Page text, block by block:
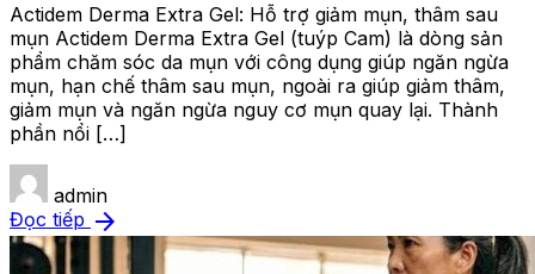
Actidem Derma Extra Gel: Hỗ trợ giảm mụn, thâm sau
mụn Actidem Derma Extra Gel (tuýp Cam) là dòng sản
phẩm chăm sóc da mụn với công dụng giúp ngăn ngừa
mụn, hạn chế thâm sau mụn, ngoài ra giúp giảm thâm,
giảm mụn và ngăn ngừa nguy cơ mụn quay lại. Thành
phần nổi […]
admin
Đọc tiếp arrow_forward